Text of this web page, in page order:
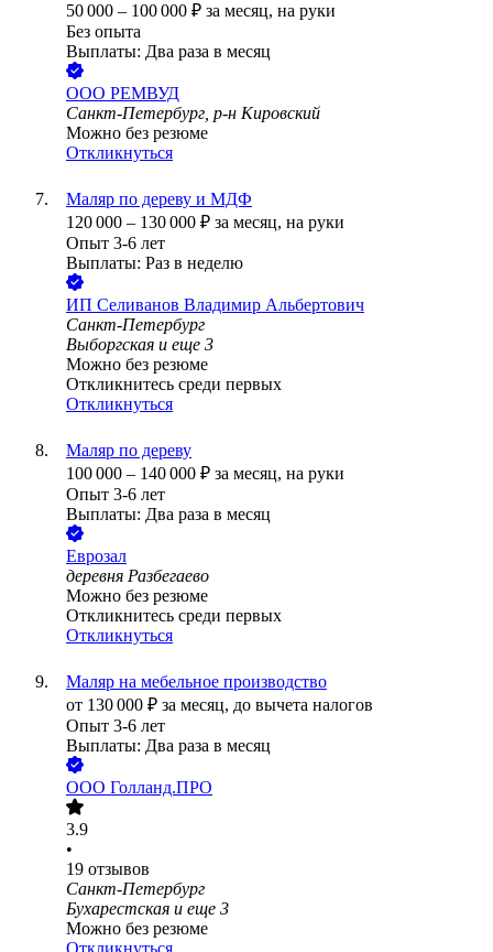
50 000 – 100 000 ₽ за месяц, на руки
Без опыта
Выплаты: Два раза в месяц
ООО РЕМВУД
Санкт-Петербург, р-н Кировский
Можно без резюме
Откликнуться
Маляр по дереву и МДФ
120 000 – 130 000 ₽ за месяц, на руки
Опыт 3-6 лет
Выплаты: Раз в неделю
ИП Селиванов Владимир Альбертович
Санкт-Петербург
Выборгская и еще 3
Можно без резюме
Откликнитесь среди первых
Откликнуться
Маляр по дереву
100 000 – 140 000 ₽ за месяц, на руки
Опыт 3-6 лет
Выплаты: Два раза в месяц
Еврозал
деревня Разбегаево
Можно без резюме
Откликнитесь среди первых
Откликнуться
Маляр на мебельное производство
от 130 000 ₽ за месяц, до вычета налогов
Опыт 3-6 лет
Выплаты: Два раза в месяц
ООО Голланд.ПРО
3.9
•
19 отзывов
Санкт-Петербург
Бухарестская и еще 3
Можно без резюме